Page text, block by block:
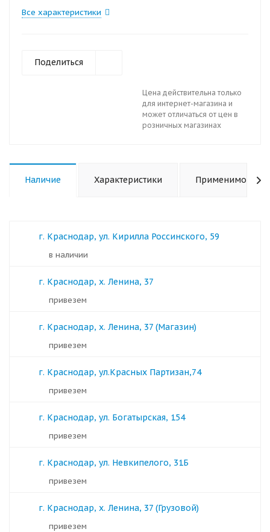
Все характеристики
Поделиться
Цена действительна только
для интернет-магазина и
может отличаться от цен в
розничных магазинах
Наличие Характеристики Применимость
г. Краснодар, ул. Кирилла Россинского, 59
в наличии
г. Краснодар, х. Ленина, 37
Привезем
г. Краснодар, х. Ленина, 37 (Магазин)
Привезем
г. Краснодар, ул.Красных Партизан,74
Привезем
г. Краснодар, ул. Богатырская, 154
Привезем
г. Краснодар, ул. Невкипелого, 31Б
Привезем
г. Краснодар, х. Ленина, 37 (Грузовой)
Привезем